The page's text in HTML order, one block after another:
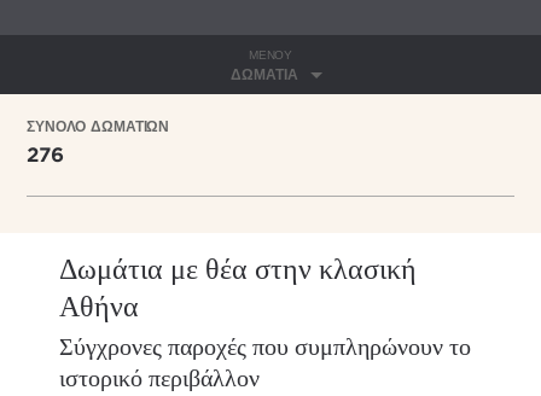
ΜΕΝΟΎ
ΔΩΜΆΤΙΑ
ΣΥΝΟΛΟ ΔΩΜΑΤΙΩΝ
276
Δωμάτια με θέα στην κλασική
Αθήνα
Σύγχρονες παροχές που συμπληρώνουν το
ιστορικό περιβάλλον